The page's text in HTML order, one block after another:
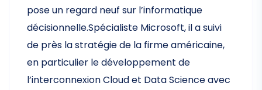
pose un regard neuf sur l’informatique
décisionnelle.Spécialiste Microsoft, il a suivi
de près la stratégie de la firme américaine,
en particulier le développement de
l’interconnexion Cloud et Data Science avec